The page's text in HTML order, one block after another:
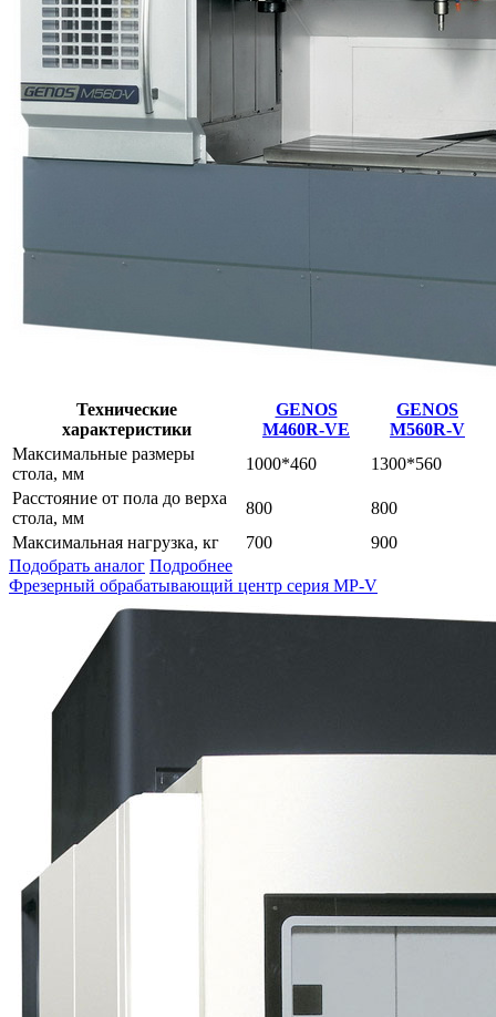
Технические
характеристики
GENOS
M460R-VE
GENOS
M560R-V
Максимальные размеры
стола, мм
1000*460
1300*560
Расстояние от пола до верха
стола, мм
800
800
Максимальная нагрузка, кг
700
900
Подобрать аналог Подробнее
Фрезерный обрабатывающий центр серия MP-V